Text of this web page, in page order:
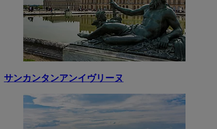
サンカンタンアンイヴリーヌ